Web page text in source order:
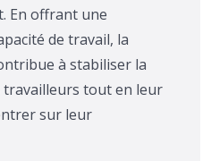
En offrant une
de travail, la
à stabiliser la
tout en leur
sur leur